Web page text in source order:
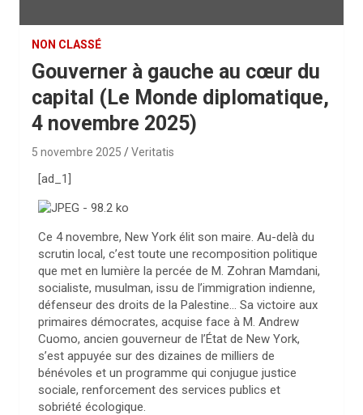
NON CLASSÉ
Gouverner à gauche au cœur du
capital (Le Monde diplomatique,
4 novembre 2025)
5 novembre 2025 Veritatis
[ad_1]
Ce 4 novembre, New York élit son maire. Au-delà du
scrutin local, c’est toute une recomposition politique
que met en lumière la percée de M. Zohran Mamdani,
socialiste, musulman, issu de l’immigration indienne,
défenseur des droits de la Palestine… Sa victoire aux
primaires démocrates, acquise face à M. Andrew
Cuomo, ancien gouverneur de l’État de New York,
s’est appuyée sur des dizaines de milliers de
bénévoles et un programme qui conjugue justice
sociale, renforcement des services publics et
sobriété écologique.